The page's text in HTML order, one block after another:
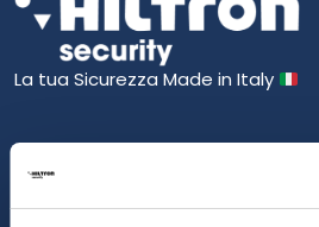
La tua Sicurezza Made in Italy